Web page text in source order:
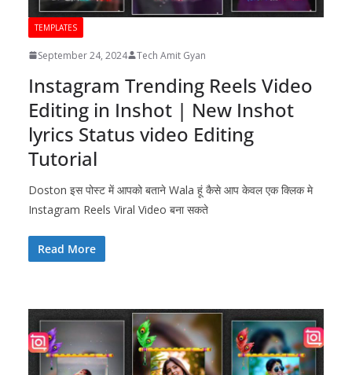
TEMPLATES
September 24, 2024 Tech Amit Gyan
Instagram Trending Reels Video
Editing in Inshot | New Inshot
lyrics Status video Editing
Tutorial
Doston इस पोस्ट में आपको बताने Wala हूं कैसे आप केवल एक क्लिक मे
Instagram Reels Viral Video बना सकते
Read More